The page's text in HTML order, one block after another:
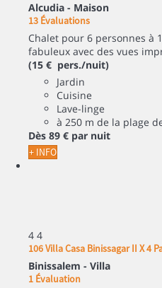
Alcudia - Maison
13 Évaluations
Chalet pour 6 personnes à
fabuleux avec des vues
(15 € pers./nuit)
Jardin
Cuisine
Lave-linge
à 250 m de la plage
Dès 89 € par nuit
+ INFO
4 4
106 Villa Casa Binissagar II X 4
Binissalem - Villa
1 Évaluation